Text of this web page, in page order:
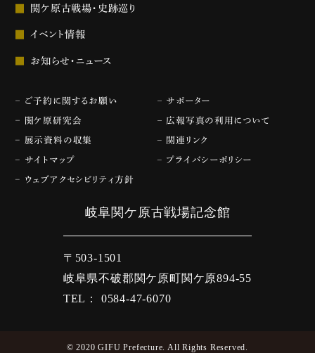
関ケ原古戦場・史跡巡り
イベント情報
お知らせ・ニュース
ご予約に関するお願い サポーター
関ケ原研究会 広報写真の利用について
展示資料の収集 関連リンク
サイトマップ プライバシーポリシー
ウェブアクセシビリティ方針
岐阜関ケ原古戦場記念館
〒503-1501
岐阜県不破郡関ケ原町関ケ原894-55
TEL： 0584-47-6070
© 2020 GIFU Prefecture. All Rights Reserved.